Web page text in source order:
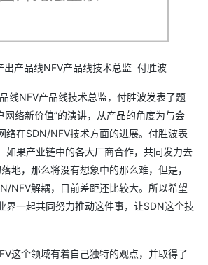
出产品线NFV产品线技术总监 付胜波
线NFV产品线技术总监，付胜波发表了题
网络新价值”的演讲，从产品的角度为与会
络在SDN/NFV技术方面的进展。付胜波表
如果产业链中的各大厂商合作，共同发力去
地，那么将没有想象中的那么难，但是，
NFV解耦，目前差距还比较大。所以希望
界一起共同努力推动这件事，让SDN这个技
这个领域有着自己独特的观点，并取得了